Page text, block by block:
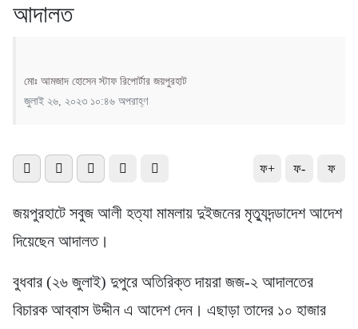
আদালত
মোঃ আমজাদ হোসেন স্টাফ রিপোর্টার জয়পুরহাট
জুলাই ২৬, ২০২৩ ১০:৪৬ অপরাহ্ণ
ফ+ ফ- ফ
জয়পুরহাটে সবুজ আলী হত্যা মামলায় দুইজনের মৃত্যুদন্ডাদেশ আদেশ
দিয়েছেন আদালত।
বুধবার (২৬ জুলাই) দুপুরে অতিরিক্ত দায়রা জজ-২ আদালতের
বিচারক আব্বাস উদ্দীন এ আদেশ দেন। এছাড়া তাদের ১০ হাজার